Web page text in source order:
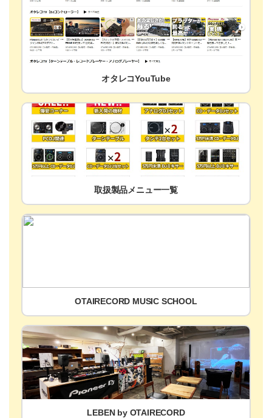
オタレコYouTube
取扱製品メニュー一覧
OTAIRECORD MUSIC SCHOOL
LEBEN by OTAIRECORD